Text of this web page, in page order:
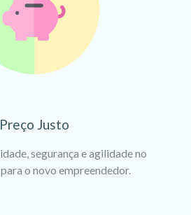
Preço Justo
segurança e agilidade no
o novo empreendedor.